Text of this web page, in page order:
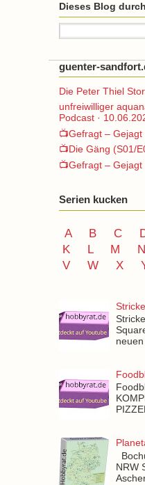
Dieses Blog
guenter-
Die Peter Thiel
unfreiwilliger
Podcast ·
📺Gefragt – Gejagt
📺Die Gäng (S01/
📺Gefragt – Gejagt
Serien kucken
A B C
K
L M N
V
W X
NRW